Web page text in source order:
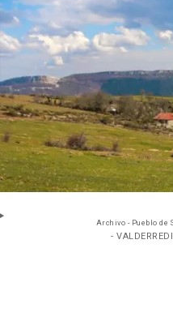
Archivo - Pueblo de
-